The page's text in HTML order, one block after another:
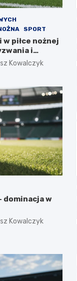
SPORT
piłce nożnej
i
Kowalczyk
dominacja w
Kowalczyk